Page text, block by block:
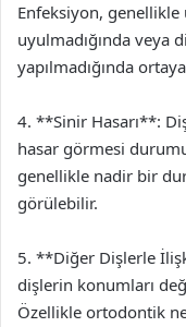
Enfeksiyon,
uyulmadığında veya
yapılmadığında ortaya
4. **Sinir Hasarı**:
hasar görmesi
genellikle nadir bir
görülebilir.
5. **Diğer Dişlerle
dişlerin konumları
Özellikle ortodontik